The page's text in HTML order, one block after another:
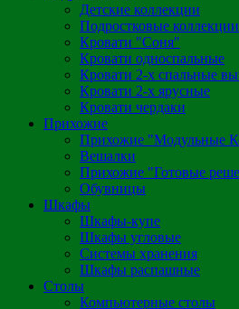
Детские коллекции
Подростковые коллекции
Кровати "Соня"
Кровати односпальные
Кровати 2-х спальные
Кровати 2-х ярусные
Кровати чердаки
Прихожие
Прихожие "Модульные
Вешалки
Прихожие "Готовые
Обувницы
Шкафы
Шкафы-купе
Шкафы угловые
Системы хранения
Шкафы распашные
Столы
Компьютерные столы